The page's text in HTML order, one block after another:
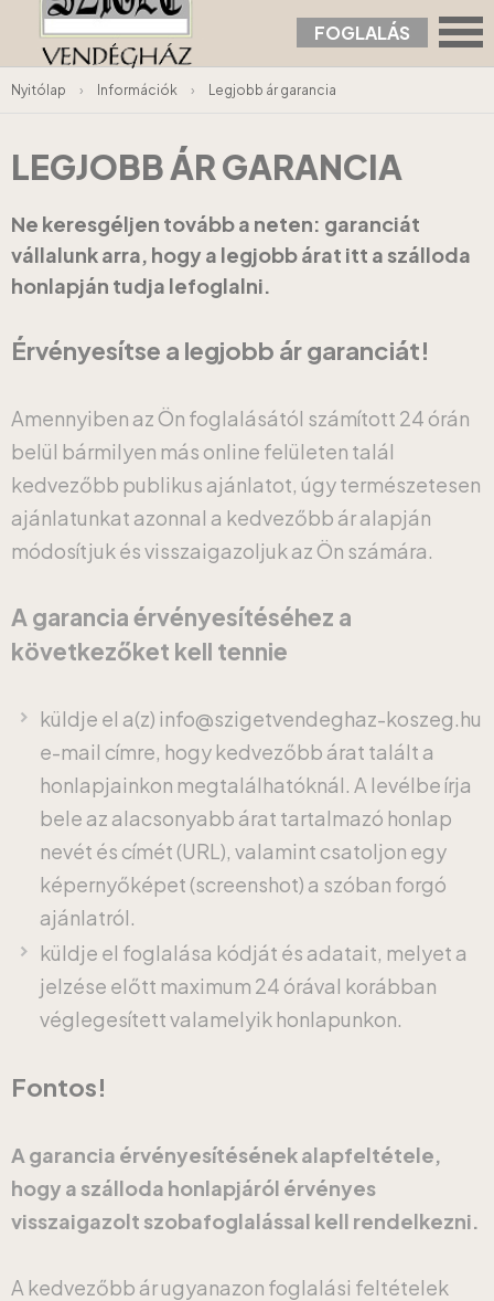
FOGLALÁS
Nyitólap › Információk › Legjobb ár garancia
LEGJOBB ÁR GARANCIA
Ne keresgéljen tovább a neten: garanciát
vállalunk arra, hogy a legjobb árat itt a szálloda
honlapján tudja lefoglalni.
Érvényesítse a legjobb ár garanciát!
Amennyiben az Ön foglalásától számított 24 órán
belül bármilyen más online felületen talál
kedvezőbb publikus ajánlatot, úgy természetesen
ajánlatunkat azonnal a kedvezőbb ár alapján
módosítjuk és visszaigazoljuk az Ön számára.
A garancia érvényesítéséhez a
következőket kell tennie
küldje el a(z) info@szigetvendeghaz-koszeg.hu
e-mail címre, hogy kedvezőbb árat talált a
honlapjainkon megtalálhatóknál. A levélbe írja
bele az alacsonyabb árat tartalmazó honlap
nevét és címét (URL), valamint csatoljon egy
képernyőképet (screenshot) a szóban forgó
ajánlatról.
küldje el foglalása kódját és adatait, melyet a
jelzése előtt maximum 24 órával korábban
véglegesített valamelyik honlapunkon.
Fontos!
A garancia érvényesítésének alapfeltétele,
hogy a szálloda honlapjáról érvényes
visszaigazolt szobafoglalással kell rendelkezni.
A kedvezőbb ár ugyanazon foglalási feltételek